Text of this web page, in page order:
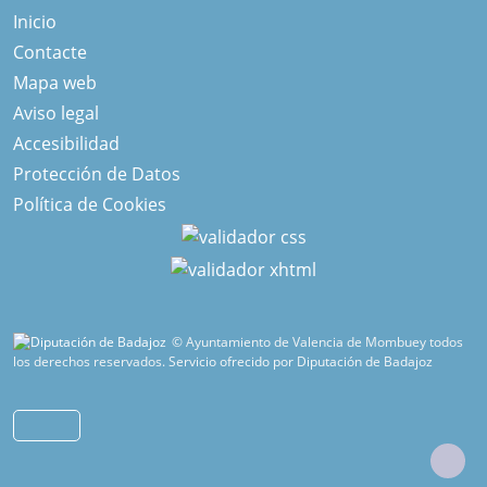
Inicio
Contacte
Mapa web
Aviso legal
Accesibilidad
Protección de Datos
Política de Cookies
© Ayuntamiento de Valencia de Mombuey todos
los derechos reservados.Servicio ofrecido por Diputación de Badajoz